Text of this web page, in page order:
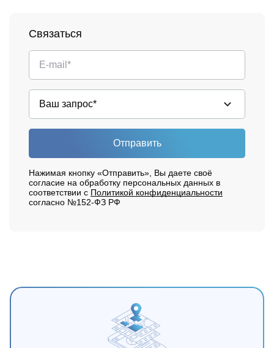
Связаться
Отправить
Нажимая кнопку «Отправить», Вы даете своё
согласие на обработку персональных данных в
соответствии с Политикой конфиденциальности
согласно №152-ФЗ РФ